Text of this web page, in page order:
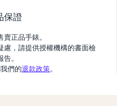
保證
正品手錶。
慮，請提供授權機構的書面檢
告。
們的退款政策。